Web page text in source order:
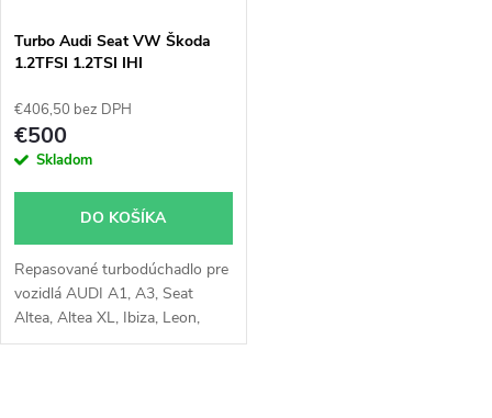
e
p
r
d
u
s
p
r
o
d
u
k
Turbo Audi Seat VW Škoda
1.2TFSI 1.2TSI IHI
€406,50 bez DPH
€500
Skladom
DO KOŠÍKA
Repasované turbodúchadlo pre
vozidlá AUDI A1, A3, Seat
Altea, Altea XL, Ibiza, Leon,
Toledo, VW Beetle, Caddy, Golf,